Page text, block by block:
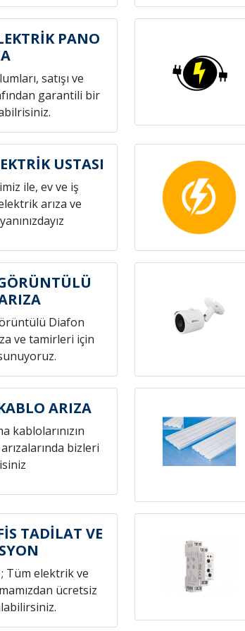
PANO
satışı ve
garantili bir
USTASI
ile, ev ve iş
arıza ve
Diafon
ve tamirleri için
ARIZA
kablolarınızın
bizleri
TADİLAT VE
Tüm elektrik ve
ücretsiz